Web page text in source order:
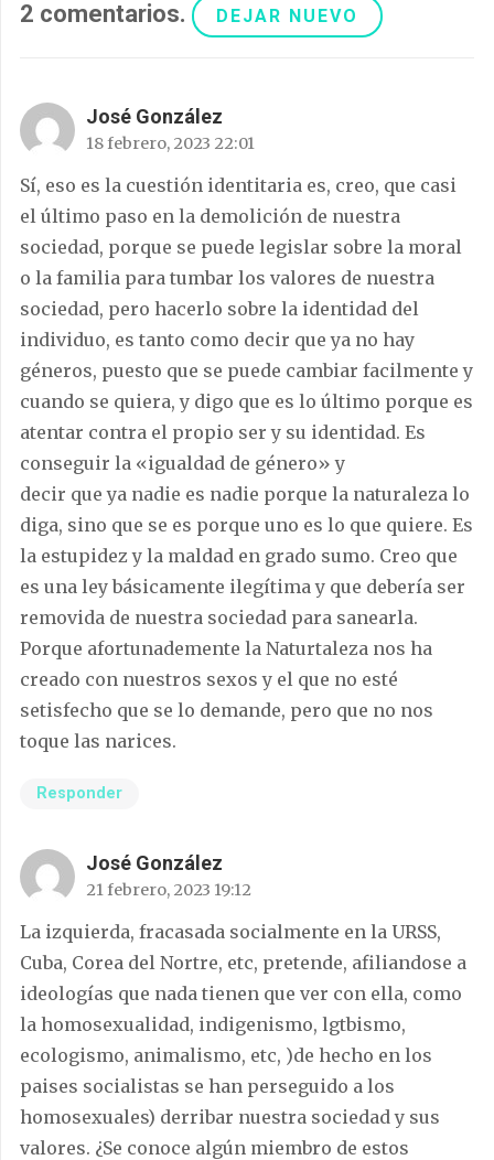
2 comentarios. DEJAR NUEVO
José González
18 febrero, 2023 22:01
Sí, eso es la cuestión identitaria es, creo, que casi
el último paso en la demolición de nuestra
sociedad, porque se puede legislar sobre la moral
o la familia para tumbar los valores de nuestra
sociedad, pero hacerlo sobre la identidad del
individuo, es tanto como decir que ya no hay
géneros, puesto que se puede cambiar facilmente y
cuando se quiera, y digo que es lo último porque es
atentar contra el propio ser y su identidad. Es
conseguir la «igualdad de género» y
decir que ya nadie es nadie porque la naturaleza lo
diga, sino que se es porque uno es lo que quiere. Es
la estupidez y la maldad en grado sumo. Creo que
es una ley básicamente ilegítima y que debería ser
removida de nuestra sociedad para sanearla.
Porque afortunademente la Naturtaleza nos ha
creado con nuestros sexos y el que no esté
setisfecho que se lo demande, pero que no nos
toque las narices.
Responder
José González
21 febrero, 2023 19:12
La izquierda, fracasada socialmente en la URSS,
Cuba, Corea del Nortre, etc, pretende, afiliandose a
ideologías que nada tienen que ver con ella, como
la homosexualidad, indigenismo, lgtbismo,
ecologismo, animalismo, etc, )de hecho en los
paises socialistas se han perseguido a los
homosexuales) derribar nuestra sociedad y sus
valores. ¿Se conoce algún miembro de estos